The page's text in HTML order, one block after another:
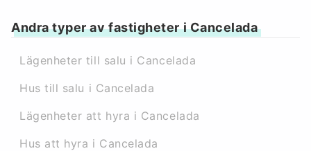
Andra typer av fastigheter i Cancelada
Lägenheter till salu i Cancelada
Hus till salu i Cancelada
Lägenheter att hyra i Cancelada
Hus att hyra i Cancelada